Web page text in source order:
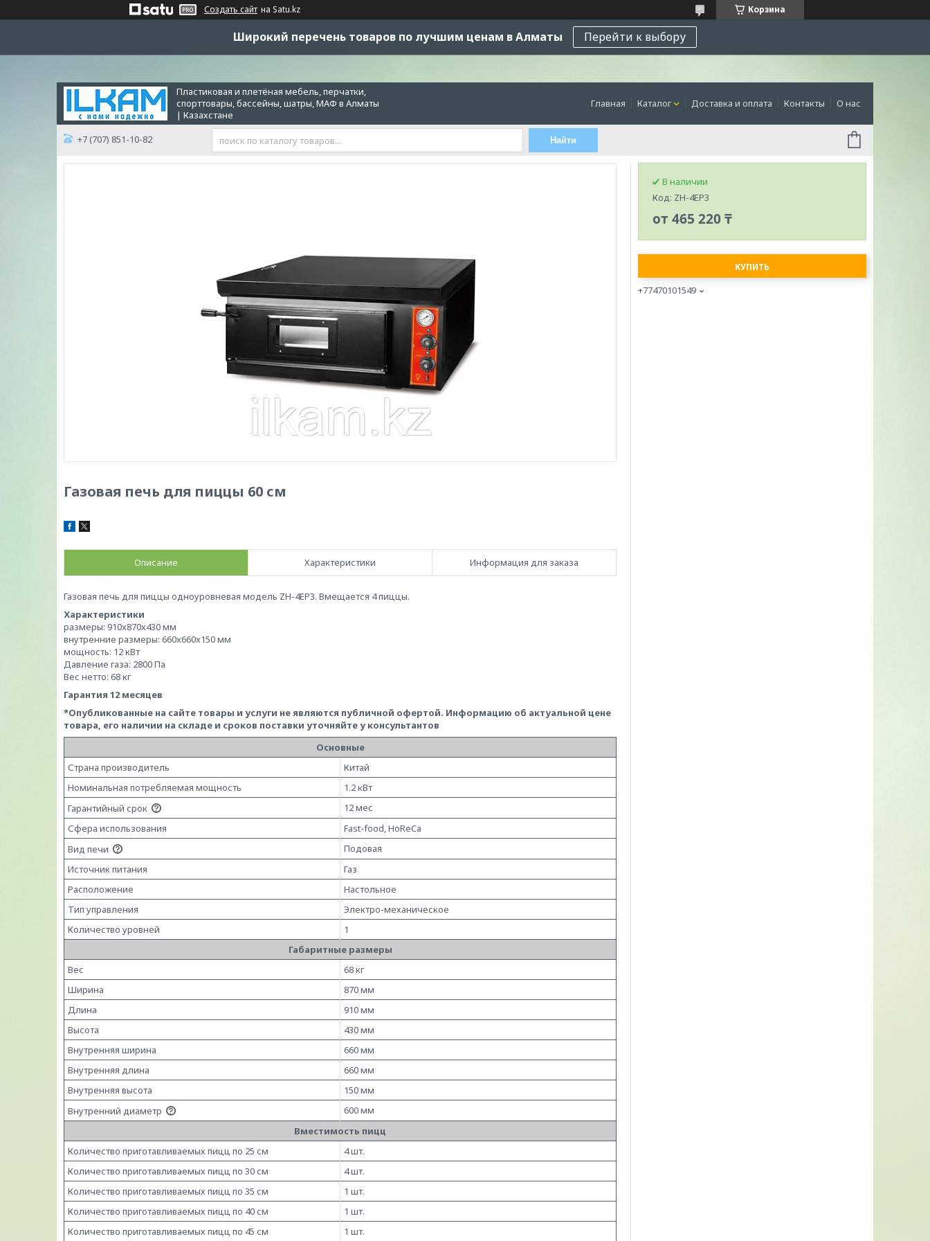
Создать сайт на Satu.kz Корзина
Широкий перечень товаров по лучшим ценам в Алматы Перейти к выбору
Пластиковая и плетёная мебель, перчатки,
спорттовары, бассейны, шатры, МАФ в Алматы
| Казахстане
Главная Каталог Доставка и оплата Контакты О нас
+7 (707) 851-10-82 Найти
Газовая печь для пиццы 60 см
Описание Характеристики Информация для заказа
Газовая печь для пиццы одноуровневая модель ZH-4EP3. Вмещается 4 пиццы.
Характеристики
размеры: 910x870x430 мм
внутренние размеры: 660x660x150 мм
мощность: 12 кВт
Давление газа: 2800 Па
Вес нетто: 68 кг
Гарантия 12 месяцев
*Опубликованные на сайте товары и услуги не являются публичной офертой. Информацию об актуальной цене
товара, его наличии на складе и сроков поставки уточняйте у консультантов
Основные
Страна производитель
Китай
Номинальная потребляемая мощность
1.2 кВт
Гарантийный срок
12 мес
Сфера использования
Fast-food, HoReCa
Вид печи
Подовая
Источник питания
Газ
Расположение
Настольное
Тип управления
Электро-механическое
Количество уровней
1
Габаритные размеры
Вес
68 кг
Ширина
870 мм
Длина
910 мм
Высота
430 мм
Внутренняя ширина
660 мм
Внутренняя длина
660 мм
Внутренняя высота
150 мм
Внутренний диаметр
600 мм
Вместимость пицц
Количество приготавливаемых пицц по 25 см
4 шт.
Количество приготавливаемых пицц по 30 см
4 шт.
Количество приготавливаемых пицц по 35 см
1 шт.
Количество приготавливаемых пицц по 40 см
1 шт.
Количество приготавливаемых пицц по 45 см
1 шт.
В наличии
Код: ZH-4EP3
от 465 220 ₸
КУПИТЬ
+77470101549